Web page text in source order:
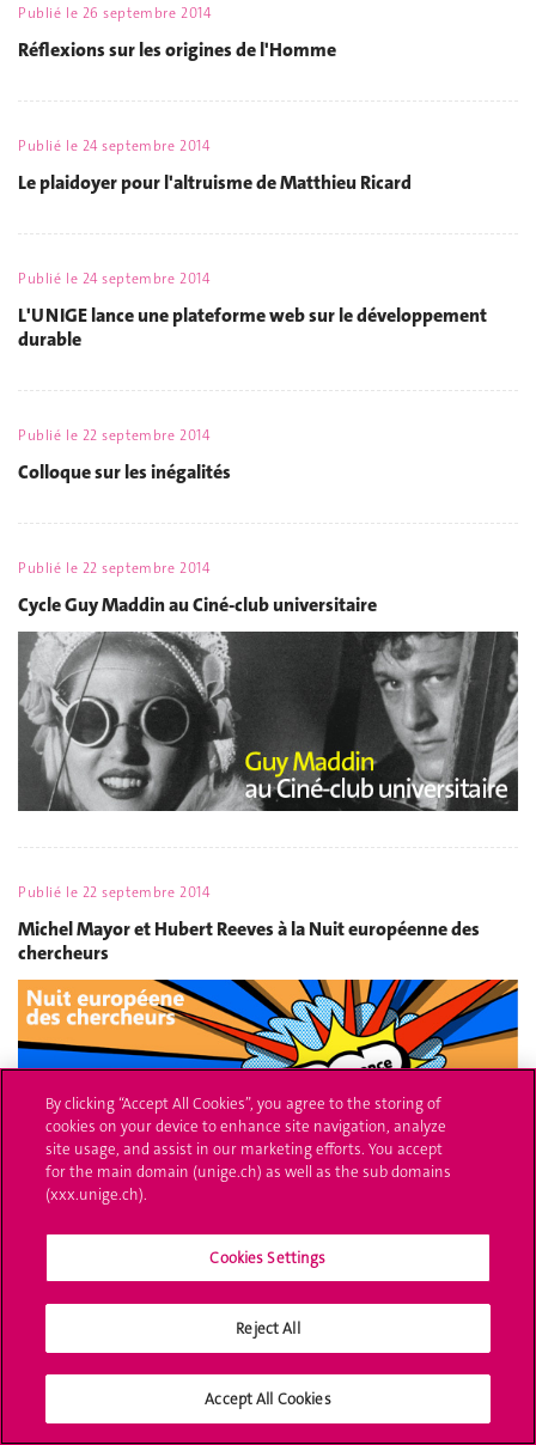
Publié le 26 septembre 2014
Réflexions sur les origines de l'Homme
Publié le 24 septembre 2014
Le plaidoyer pour l'altruisme de Matthieu Ricard
Publié le 24 septembre 2014
L'UNIGE lance une plateforme web sur le développement
durable
Publié le 22 septembre 2014
Colloque sur les inégalités
Publié le 22 septembre 2014
Cycle Guy Maddin au Ciné-club universitaire
Publié le 22 septembre 2014
Michel Mayor et Hubert Reeves à la Nuit européenne des
chercheurs
Publié le22 septembre 2014
Une spin-off de l’UNIGE fournit la technologie pour le
nouveau Poinçon de Genève
By clicking “Accept All Cookies”, you agree to the storing of
cookies on your device to enhance site navigation, analyze
site usage, and assist in our marketing efforts. You accept
for the main domain (unige.ch) as well as the sub domains
(xxx.unige.ch).
Cookies Settings
Reject All
Accept All Cookies